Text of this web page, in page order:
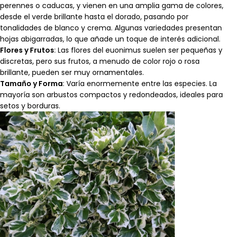
perennes o caducas, y vienen en una amplia gama de colores,
desde el verde brillante hasta el dorado, pasando por
tonalidades de blanco y crema. Algunas variedades presentan
hojas abigarradas, lo que añade un toque de interés adicional.
Flores y Frutos: Las flores del euonimus suelen ser pequeñas y
discretas, pero sus frutos, a menudo de color rojo o rosa
brillante, pueden ser muy ornamentales.
Tamaño y Forma: Varía enormemente entre las especies. La
mayoría son arbustos compactos y redondeados, ideales para
setos y borduras.